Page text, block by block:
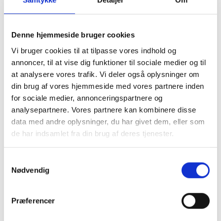
Denne hjemmeside bruger cookies
Vi bruger cookies til at tilpasse vores indhold og
annoncer, til at vise dig funktioner til sociale medier og til
at analysere vores trafik. Vi deler også oplysninger om
din brug af vores hjemmeside med vores partnere inden
for sociale medier, annonceringspartnere og
analysepartnere. Vores partnere kan kombinere disse
data med andre oplysninger, du har givet dem, eller som
de har indsamlet fra din brug af deres tjenester.
Nødvendig
Præferencer
Bakkamera for nem parkering
Vejet fra fabrik med monteret udstyr til 2792kg, Egenvægt =
køreklarvægt.
Hos Hinshøj Caravan – Stedet hvor campister mødes – får du
ikke kun en campervan, men en rejsemakker til mange års
eventyr.
Alufælge
Stor tagluge